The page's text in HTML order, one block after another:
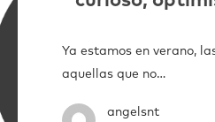
Ya estamos en verano,
aquellas que no…
angelsnt